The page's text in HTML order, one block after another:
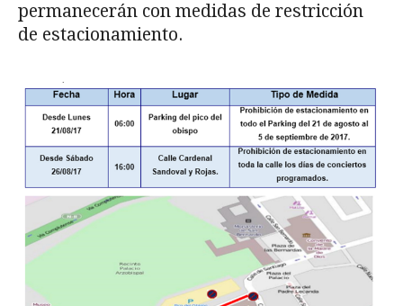
permanecerán con medidas de restricción
de estacionamiento.